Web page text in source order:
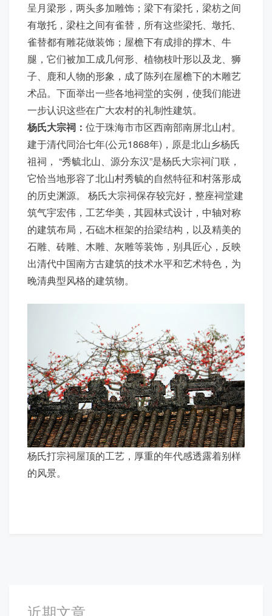
呈月梁形，两头多加雕饰；梁下有梁托，梁枋之间
有墩托，梁柱之间有雀替，所有这些梁托、墩托、
雀替都有雕花做装饰；屋檐下有成排的撑木、牛
腿，它们被加工成几何形、植物枝叶形以及龙、狮
子、鹿和人物的形象，成了陈列在屋檐下的木雕艺
术品。下面举出一些各地祠堂的实例，使我们能进
一步认识这些在广大农村的礼制性建筑。
杨氏大宗祠： 位于珠海市市区西南部南屏北山村。
建于清代同治七年(公元1868年)，原是北山乡杨氏
祖祠， “秀毓北山、源分东汉”是杨氏大宗祠门联，
它恰当地形容了北山村秀毓的自然特征和村落形成
的历史渊源。 杨氏大宗祠保存较完好，整座祠堂建
筑气宇宏伟，工艺华美，其园林式设计，中轴对称
的建筑布局，石础木框架的抬梁结构，以及精美的
石雕、砖雕、木雕、灰雕等装饰，别具匠心，反映
出清代中国南方古建筑的技术水平和艺术特色，为
晚清典型风格的建筑物。
杨氏打宗祠屋顶的工艺，厚重的年代感透露着别样
的风景。
近期文章